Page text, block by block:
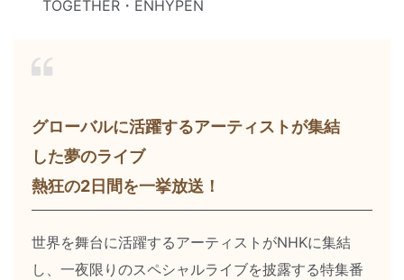
TOGETHER・ENHYPEN
グローバルに活躍するアーティストが集結
した夢のライブ
熱狂の2日間を一挙放送！
世界を舞台に活躍するアーティストがNHKに集結
し、一夜限りのスペシャルライブを披露する特集番